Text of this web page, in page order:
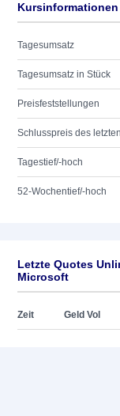
Kursinformationen
Tagesumsatz
Tagesumsatz in Stück
Preisfeststellungen
Schlusspreis des
Tagestief/-hoch
52-Wochentief/-hoch
Letzte Quotes
Microsoft
Zeit Geld Vol